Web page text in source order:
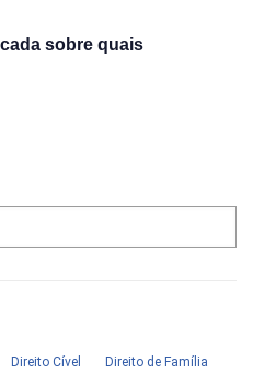
sobre quais
Direito Cível Direito de Família